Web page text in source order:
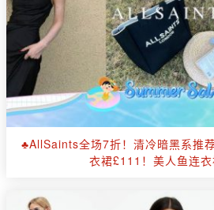
♣️AllSaints全场7折！清冷暗黑系推
衣裙£111！美人鱼连衣